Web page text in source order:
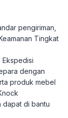
pengiriman,
Tingkat
Ekspedisi
dengan
produk mebel
dapat di bantu